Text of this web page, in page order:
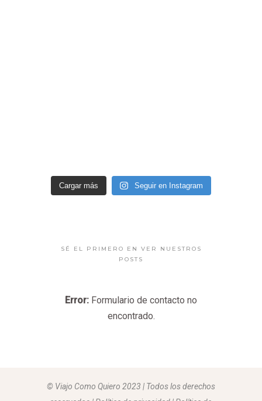
Cargar más Seguir en Instagram
SÉ EL PRIMERO EN VER NUESTROS
POSTS
Error: Formulario de contacto no
encontrado.
© Viajo Como Quiero 2023 | Todos los derechos